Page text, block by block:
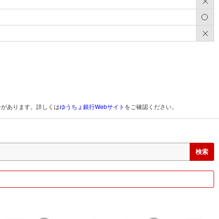
あります。詳しくはゆうちょ銀行Webサイト をご確認ください。